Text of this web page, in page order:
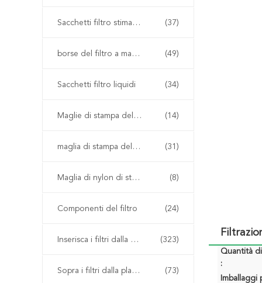
Sacchetti filtro stimati del micron (37)
borse del filtro a maglia (49)
Sacchetti filtro liquidi (34)
Maglie di stampa dello schermo (14)
maglia di stampa del poliestere (31)
Maglia di nylon di stampa dello schermo (8)
Componenti del filtro (24)
Inserisca i filtri dalla plastica del modanatura (323)
Sopra i filtri dalla plastica del modanatura (73)
Quantità
:
Imballaggi